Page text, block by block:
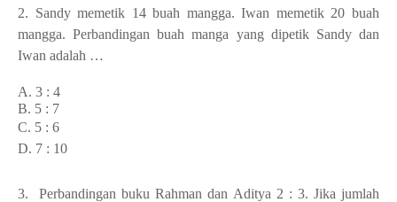
2. Sandy memetik 14 buah mangga. Iwan memetik 20 buah
mangga. Perbandingan buah manga yang dipetik Sandy dan
Iwan adalah …
A. 3 : 4
B. 5 : 7
C. 5 : 6
D. 7 : 10
3.
Perbandingan buku Rahman dan Aditya 2 : 3. Jika jumlah